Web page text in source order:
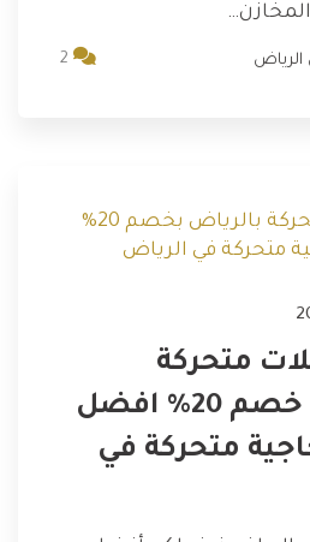
متحركة
بالرياض – خصم 20% افضل
متحركة في